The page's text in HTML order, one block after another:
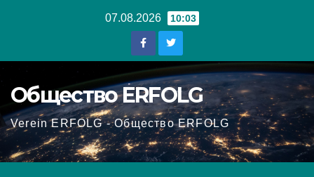
07.08.2026 10:03
Общество ERFOLG
Verein ERFOLG - Общество ERFOLG